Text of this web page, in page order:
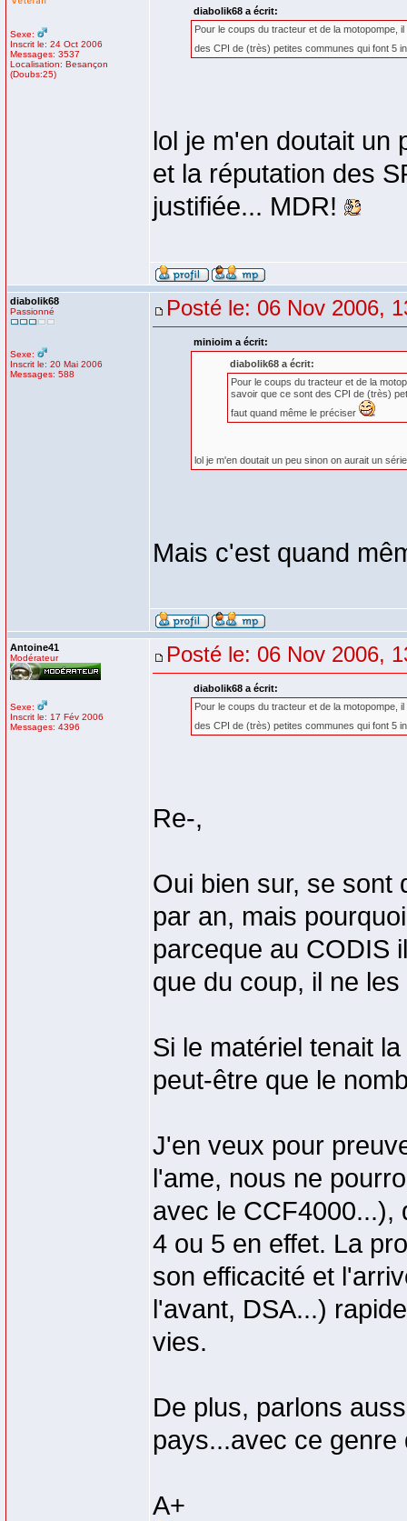
Sexe:
Inscrit le: 24 Oct 2006
Messages: 3537
Localisation: Besançon
(Doubs:25)
diabolik68 a écrit:
Pour le coups du tracteur et de la motopompe,
des CPI de (très) petites communes qui font 5
lol je m'en doutait un
et la réputation des
justifiée... MDR!
diabolik68
Passionné
Sexe:
Inscrit le: 20 Mai 2006
Messages: 588
Posté le: 06 Nov 2006,
minioim a écrit:
diabolik68 a écrit:
Pour le coups du tracteur et de la
savoir que ce sont des CPI de (très)
faut quand même le préciser
lol je m'en doutait un peu sinon on aurait un
Mais c'est quand
Antoine41
Modérateur
Sexe:
Inscrit le: 17 Fév 2006
Messages: 4396
Posté le: 06 Nov 2006,
diabolik68 a écrit:
Pour le coups du tracteur et de la motopompe,
des CPI de (très) petites communes qui font 5
Re-,
Oui bien sur, se sont
par an, mais
parceque au CODIS
que du coup, il ne
Si le matériel tenait
peut-être que le
J'en veux pour
l'ame, nous ne
avec le CCF4000...),
4 ou 5 en effet. La
son efficacité et
l'avant, DSA...)
vies.
De plus, parlons
pays...avec ce
A+